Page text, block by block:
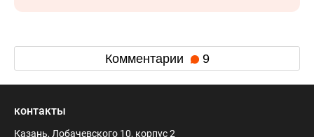
Комментарии 9
контакты
Казань, Лобачевского 10, корпус 2